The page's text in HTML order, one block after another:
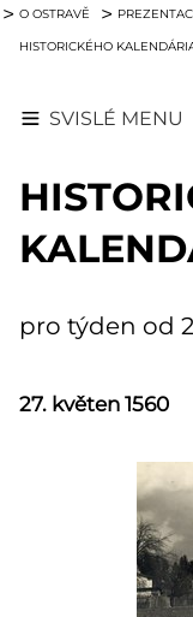
O OSTRAVĚ
HISTORICKÉHO
SVISLÉ MENU
pro týden od
27. květen 1560